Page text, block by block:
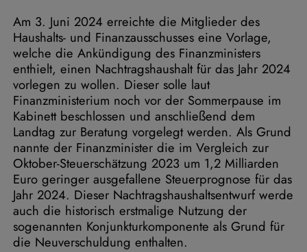
Am 3. Juni 2024 erreichte die Mitglieder des
Haushalts- und Finanzausschusses eine Vorlage,
welche die Ankündigung des Finanzministers
enthielt, einen Nachtragshaushalt für das Jahr 2024
vorlegen zu wollen. Dieser solle laut
Finanzministerium noch vor der Sommerpause im
Kabinett beschlossen und anschließend dem
Landtag zur Beratung vorgelegt werden. Als Grund
nannte der Finanzminister die im Vergleich zur
Oktober-Steuerschätzung 2023 um 1,2 Milliarden
Euro geringer ausgefallene Steuerprognose für das
Jahr 2024. Dieser Nachtragshaushaltsentwurf werde
auch die historisch erstmalige Nutzung der
sogenannten Konjunkturkomponente als Grund für
die Neuverschuldung enthalten.